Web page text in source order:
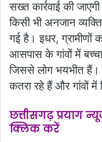
सख्त कार्रवाई की
किसी भी अनजान
गई है। इधर, ग्रामीणों
आसपास के गांवों में
जिससे लोग भयभीत
कतरा रहे हैं और गांवों में
छत्तीसगढ़ प्रयाग
क्लिक करें